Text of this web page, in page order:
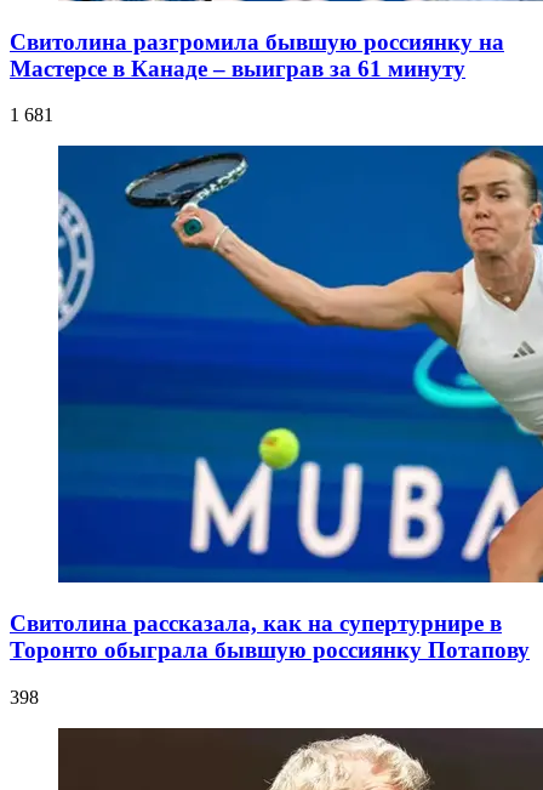
Свитолина разгромила бывшую россиянку на
Мастерсе в Канаде – выиграв за 61 минуту
1 681
Свитолина рассказала, как на супертурнире в
Торонто обыграла бывшую россиянку Потапову
398